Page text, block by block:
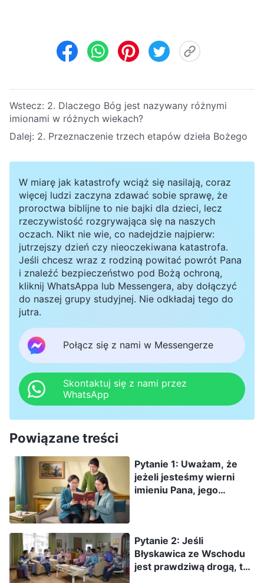
Wstecz: 2. Dlaczego Bóg jest nazywany różnymi
imionami w różnych wiekach?
Dalej: 2. Przeznaczenie trzech etapów dzieła Bożego
W miarę jak katastrofy wciąż się nasilają, coraz
więcej ludzi zaczyna zdawać sobie sprawę, że
proroctwa biblijne to nie bajki dla dzieci, lecz
rzeczywistość rozgrywająca się na naszych
oczach. Nikt nie wie, co nadejdzie najpierw:
jutrzejszy dzień czy nieoczekiwana katastrofa.
Jeśli chcesz wraz z rodziną powitać powrót Pana
i znaleźć bezpieczeństwo pod Bożą ochroną,
kliknij WhatsAppa lub Messengera, aby dołączyć
do naszej grupy studyjnej. Nie odkładaj tego do
jutra.
Połącz się z nami w Messengerze
Skontaktuj się z nami przez
WhatsApp
Powiązane treści
Pytanie 1: Uważam, że
jeżeli jesteśmy wierni
imieniu Pana, jego
czujność, to Pan z
pewnością da nam znak
gdy nadejdzie. Nie
Pytanie 2: Jeśli
Błyskawica ze Wschodu
jest prawdziwą drogą, to